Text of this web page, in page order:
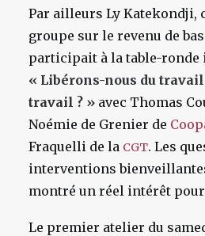
Par ailleurs Ly Katekondji,
groupe sur le revenu de
participait à la table-ronde
« Libérons-nous du
travail ? » avec Thomas
Noémie de Grenier de
Fraquelli de la CGT. Les
interventions
montré un réel intérêt pour
Le premier atelier du